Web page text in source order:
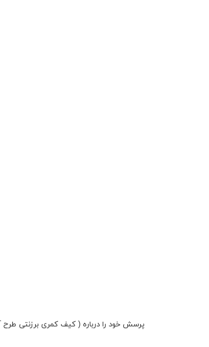
پرسش خود را درباره ( کیف کمری برزنتی طرح CAT ) بیان کنید